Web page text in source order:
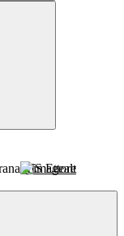
IIS Ettore